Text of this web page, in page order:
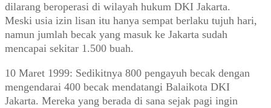
dilarang beroperasi di wilayah hukum DKI Jakarta.
Meski usia izin lisan itu hanya sempat berlaku tujuh hari,
namun jumlah becak yang masuk ke Jakarta sudah
mencapai sekitar 1.500 buah.
10 Maret 1999: Sedikitnya 800 pengayuh becak dengan
mengendarai 400 becak mendatangi Balaikota DKI
Jakarta. Mereka yang berada di sana sejak pagi ingin